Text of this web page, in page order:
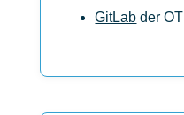
GitLab der